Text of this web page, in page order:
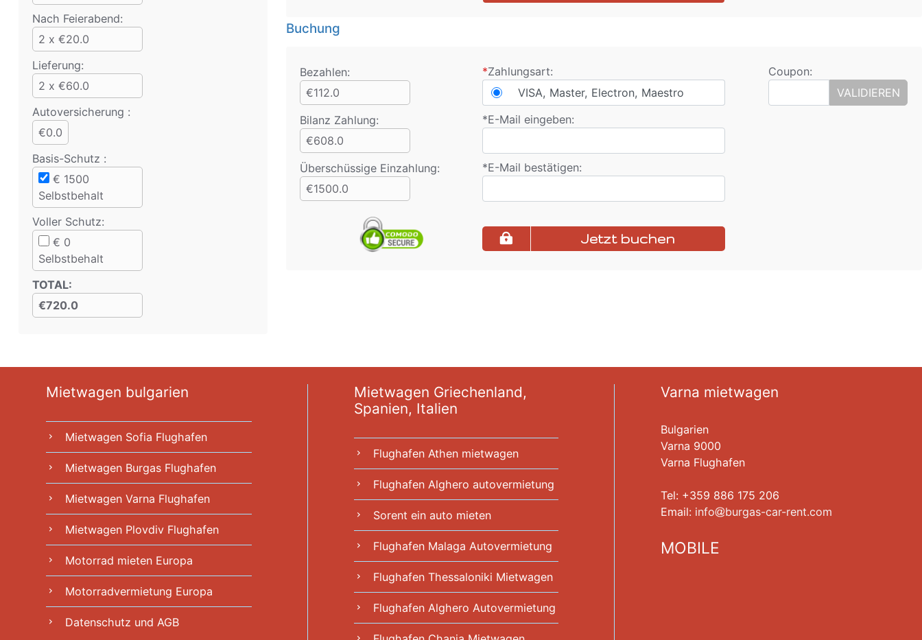
Nach Feierabend:
2 x €20.0
Lieferung:
2 x €60.0
Auto­versicherung :
€0.0
Basis-Schutz :
€ 1500
Selbstbehalt
Voller Schutz:
€ 0
Selbstbehalt
TOTAL:
€720.0
Buchung
Bezahlen:
€112.0
*Zahlungsart:
VISA, Master, Electron, Maestro
Coupon:
VALIDIEREN
Bilanz Zahlung:
€608.0
*E-Mail eingeben:
Überschüssige Einzahlung:
€1500.0
*E-Mail bestätigen:
Jetzt buchen
Mietwagen bulgarien
chevron_right Mietwagen Sofia Flughafen
chevron_right Mietwagen Burgas Flughafen
chevron_right Mietwagen Varna Flughafen
chevron_right Mietwagen Plovdiv Flughafen
chevron_right Motorrad mieten Europa
chevron_right Motorradvermietung Europa
chevron_right Datenschutz und AGB
Mietwagen Griechenland,
Spanien, Italien
chevron_right Flughafen Athen mietwagen
chevron_right Flughafen Alghero autovermietung
chevron_right Sorent ein auto mieten
chevron_right Flughafen Malaga Autovermietung
chevron_right Flughafen Thessaloniki Mietwagen
chevron_right Flughafen Alghero Autovermietung
chevron_right
Varna mietwagen
Bulgarien
Varna 9000
Varna Flughafen
Tel: +359 886 175 206
Еmail: info burgas-car-rent.com
MOBILE